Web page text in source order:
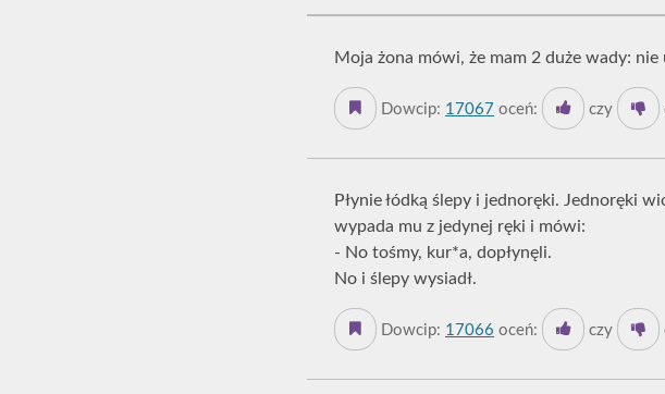
Moja żona mówi, że mam 2 duże wady: nie
Dowcip: 17067 oceń: czy
Płynie łódką ślepy i jednoręki. Jednoręki
wypada mu z jedynej ręki i mówi:
- No tośmy, kur*a, dopłynęli.
No i ślepy wysiadł.
Dowcip: 17066 oceń: czy